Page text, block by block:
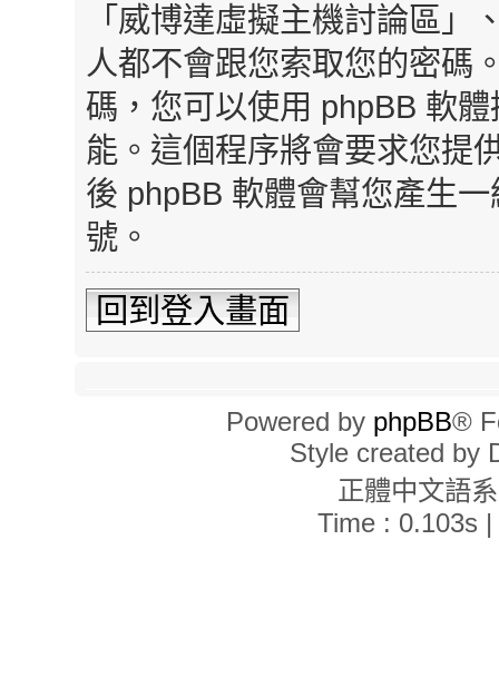
「威博達虛擬主機討論區
人都不會跟您索取您的密碼
碼，您可以使用 phpBB 軟
能。這個程序將會要求您提
後 phpBB 軟體會幫您產生
號。
回到登入畫面
Powered by phpBB®
Style created by
正體中文語
Time : 0.103s